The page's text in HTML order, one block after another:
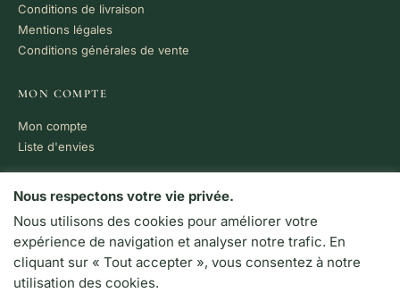
Conditions de livraison
Mentions légales
Conditions générales de vente
MON COMPTE
Mon compte
Liste d'envies
PAIEMENT 100% SÉCURISÉ
VISA MC CB
LIVRAISON RAPIDE
Colissimo · Chronopost
Nous respectons votre vie privée.
Nous utilisons des cookies pour améliorer votre
expérience de navigation et analyser notre trafic. En
cliquant sur « Tout accepter », vous consentez à notre
utilisation des cookies.